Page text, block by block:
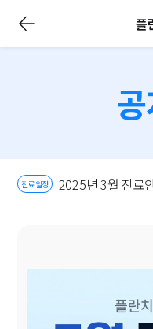
플
뉴
진료일정 2025년 3월 진료